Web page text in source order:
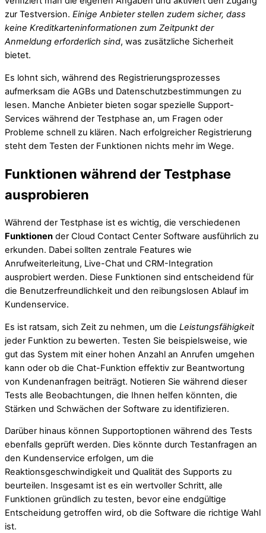
zur Testversion. Einige Anbieter stellen zudem sicher, dass
keine Kreditkarteninformationen zum Zeitpunkt der
Anmeldung erforderlich sind, was zusätzliche Sicherheit
bietet.
Es lohnt sich, während des Registrierungsprozesses
aufmerksam die AGBs und Datenschutzbestimmungen zu
lesen. Manche Anbieter bieten sogar spezielle Support-
Services während der Testphase an, um Fragen oder
Probleme schnell zu klären. Nach erfolgreicher Registrierung
steht dem Testen der Funktionen nichts mehr im Wege.
Funktionen während der Testphase
ausprobieren
Während der Testphase ist es wichtig, die verschiedenen
Funktionen der Cloud Contact Center Software ausführlich zu
erkunden. Dabei sollten zentrale Features wie
Anrufweiterleitung, Live-Chat und CRM-Integration
ausprobiert werden. Diese Funktionen sind entscheidend für
die Benutzerfreundlichkeit und den reibungslosen Ablauf im
Kundenservice.
Es ist ratsam, sich Zeit zu nehmen, um die Leistungsfähigkeit
jeder Funktion zu bewerten. Testen Sie beispielsweise, wie
gut das System mit einer hohen Anzahl an Anrufen umgehen
kann oder ob die Chat-Funktion effektiv zur Beantwortung
von Kundenanfragen beiträgt. Notieren Sie während dieser
Tests alle Beobachtungen, die Ihnen helfen könnten, die
Stärken und Schwächen der Software zu identifizieren.
Darüber hinaus können Supportoptionen während des Tests
ebenfalls geprüft werden. Dies könnte durch Testanfragen an
den Kundenservice erfolgen, um die
Reaktionsgeschwindigkeit und Qualität des Supports zu
beurteilen. Insgesamt ist es ein wertvoller Schritt, alle
Funktionen gründlich zu testen, bevor eine endgültige
Entscheidung getroffen wird, ob die Software die richtige Wahl
ist.